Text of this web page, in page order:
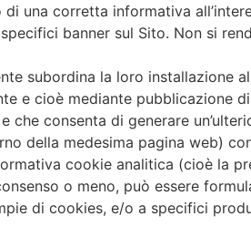
una corretta informativa
banner sul Sito. Non si
subordina la loro installazione
e cioè mediante pubblicazione
che consenta di generare
della medesima pagina web)
cookie analitica (cioè la
o meno, può essere
di cookies, e/o a specifici